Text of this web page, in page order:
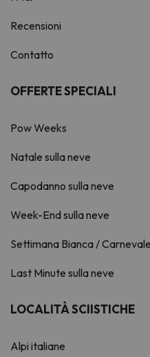
Recensioni
Contatto
OFFERTE SPECIALI
Pow Weeks
Natale sulla neve
Capodanno sulla neve
Week-End sulla neve
Settimana Bianca / Carnevale
Last Minute sulla neve
LOCALITÀ SCIISTICHE
Alpi italiane